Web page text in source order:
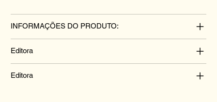
INFORMAÇÕES DO PRODUTO:
Editora
Editora